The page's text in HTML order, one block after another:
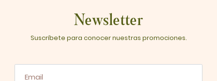
Newsletter
Suscríbete para conocer nuestras promociones.